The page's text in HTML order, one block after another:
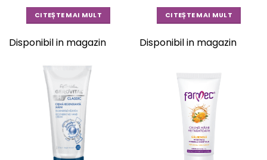
CITEȘTE MAI MULT
Disponibil in magazin
CITEȘTE MAI MULT
Disponibil in magazin